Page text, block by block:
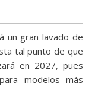
un gran lavado de
tal punto de que
en 2027, pues
modelos más